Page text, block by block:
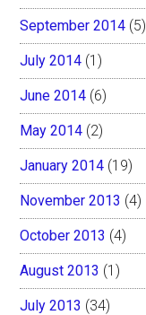
September 2014 (5)
July 2014 (1)
June 2014 (6)
May 2014 (2)
January 2014 (19)
November 2013 (4)
October 2013 (4)
August 2013 (1)
July 2013 (34)